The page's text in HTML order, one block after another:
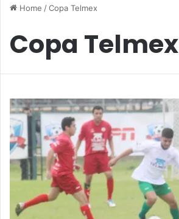
Home /Copa Telmex
Copa Telmex